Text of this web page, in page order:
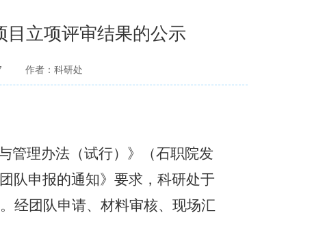
目立项评审结果的公示
作者：科研处
管理办法（试行）》（石职院发
队申报的通知》要求，科研处于
。 经团队申请、 材料审核、现场汇